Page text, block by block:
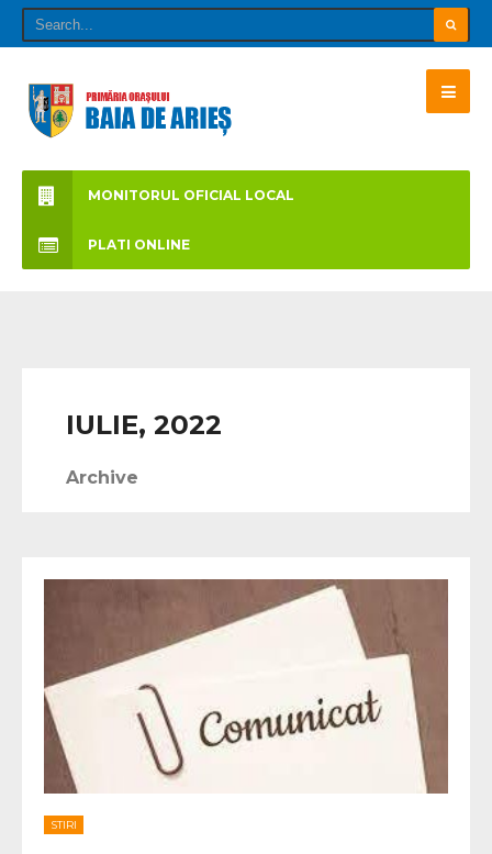
MONITORUL OFICIAL LOCAL
PLATI ONLINE
IULIE, 2022
Archive
STIRI